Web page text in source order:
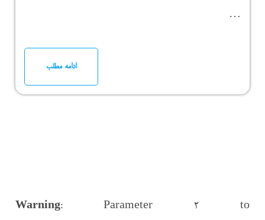
…
ادامه مطلب
Warning: Parameter 2 to